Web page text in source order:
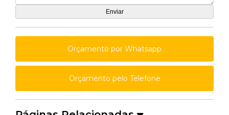
Orçamento por Whatsapp
Orçamento pelo Telefone